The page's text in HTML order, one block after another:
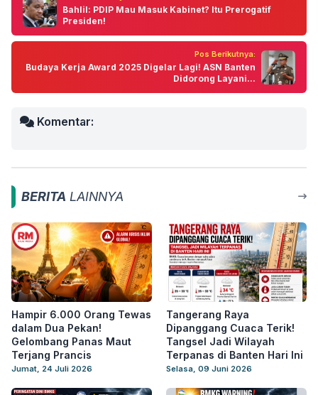
Bahlil: PDIP Mau Masuk Kabinet? Itu Prerogatif
Presiden!
Pos Berikutnya:
Budaya Kerja Award 2025 Digelar Lagi! ASN Banten
Didorong Layani...
Komentar:
BERITA LAINNYA
Hampir 6.000 Orang Tewas
dalam Dua Pekan!
Gelombang Panas Maut
Terjang Prancis
Jumat, 24 Juli 2026
Tangerang Raya
Dipanggang Cuaca Terik!
Tangsel Jadi Wilayah
Terpanas di Banten Hari Ini
Selasa, 09 Juni 2026